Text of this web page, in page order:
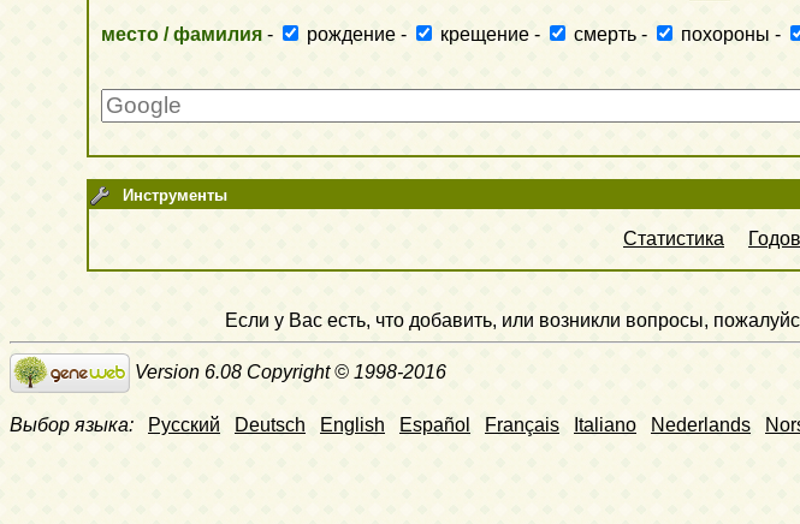
место / фамилия - рождение- крещение- смерть- похороны-
Инструменты
Статистика
Если у Вас есть, что добавить, или возникли вопросы,
Version 6.08 Copyright © 1998-2016
Выбор языка: Русский Deutsch English Español Français Italiano Nederlands